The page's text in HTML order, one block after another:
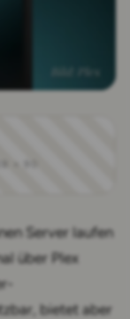
Server laufen
über Plex
bietet aber